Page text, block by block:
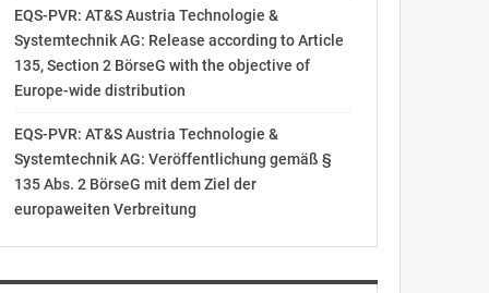
EQS-PVR: AT&S Austria Technologie &
Systemtechnik AG: Release according to Article
135, Section 2 BörseG with the objective of
Europe-wide distribution
EQS-PVR: AT&S Austria Technologie &
Systemtechnik AG: Veröffentlichung gemäß §
135 Abs. 2 BörseG mit dem Ziel der
europaweiten Verbreitung